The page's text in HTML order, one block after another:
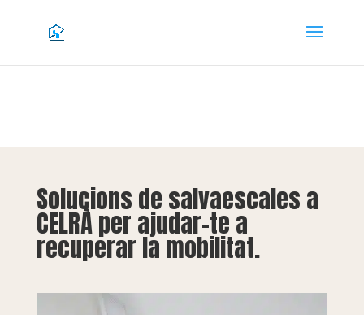
Solucions de salvaescales a
CELRÀ per ajudar-te a
recuperar la mobilitat.